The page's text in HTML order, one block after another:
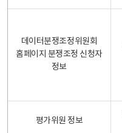
데이터분쟁조정위원회
홈페이지 분쟁조정 신청자
정보
평가위원 정보